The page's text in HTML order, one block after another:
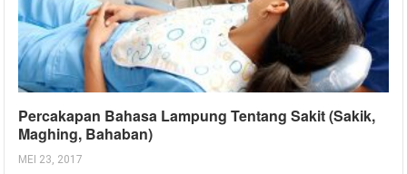
Percakapan Bahasa Lampung Tentang Sakit (Sakik,
Maghing, Bahaban)
MEI 23, 2017